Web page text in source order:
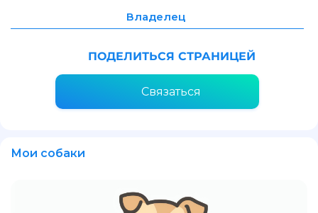
Владелец
ПОДЕЛИТЬСЯ СТРАНИЦЕЙ
Связаться
Мои собаки